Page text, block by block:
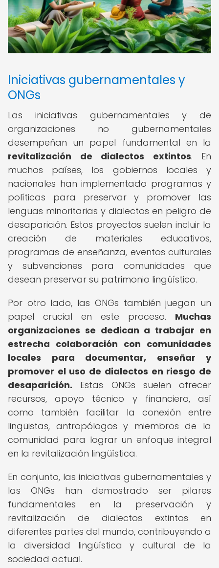
Iniciativas gubernamentales y
ONGs
Las iniciativas gubernamentales y de
organizaciones no gubernamentales
desempeñan un papel fundamental en la
revitalización de dialectos extintos. En
muchos países, los gobiernos locales y
nacionales han implementado programas y
políticas para preservar y promover las
lenguas minoritarias y dialectos en peligro de
desaparición. Estos proyectos suelen incluir la
creación de materiales educativos,
programas de enseñanza, eventos culturales
y subvenciones para comunidades que
desean preservar su patrimonio lingüístico.
Por otro lado, las ONGs también juegan un
papel crucial en este proceso. Muchas
organizaciones se dedican a trabajar en
estrecha colaboración con comunidades
locales para documentar, enseñar y
promover el uso de dialectos en riesgo de
desaparición. Estas ONGs suelen ofrecer
recursos, apoyo técnico y financiero, así
como también facilitar la conexión entre
lingüistas, antropólogos y miembros de la
comunidad para lograr un enfoque integral
en la revitalización lingüística.
En conjunto, las iniciativas gubernamentales y
las ONGs han demostrado ser pilares
fundamentales en la preservación y
revitalización de dialectos extintos en
diferentes partes del mundo, contribuyendo a
la diversidad lingüística y cultural de la
sociedad actual.